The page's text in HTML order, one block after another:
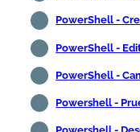
PowerShell -
PowerShell -
PowerShell -
Powershell -